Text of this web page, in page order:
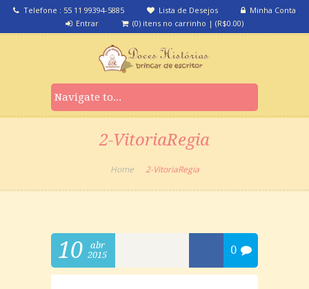
Telefone : 55 11 99394-5885 Lista de Desejos
Minha Conta
Entrar
(0) itens no carrinho | (R$0.00)
2-VitoriaRegia
Home 2-VitoriaRegia
10
abr
2015
0